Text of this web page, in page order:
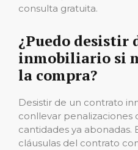
consulta gratuita.
¿Puedo desistir
inmobiliario si
la compra?
Desistir de un contrato
conllevar penalizaciones
cantidades ya abonadas.
cláusulas del contrato